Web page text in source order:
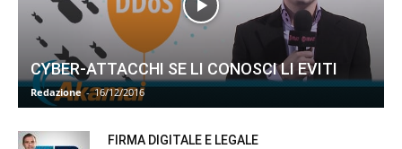
CYBER-ATTACCHI SE LI CONOSCI LI EVITI
Redazione - 16/12/2016
FIRMA DIGITALE E LEGALE